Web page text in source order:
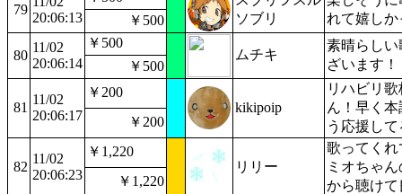
79
20:06:13
ソブリ
れて嬉しか
￥500
80
11/02
20:06:14
￥500
ムチキ
素晴らし
ざいます！
￥500
81
11/02
20:06:17
￥200
kikipoip
リハビリ
ん！早く
う応援して
￥200
82
11/02
20:06:23
￥1,220
リリー
歌ってく
ミオちゃ
から聴け
￥1,220